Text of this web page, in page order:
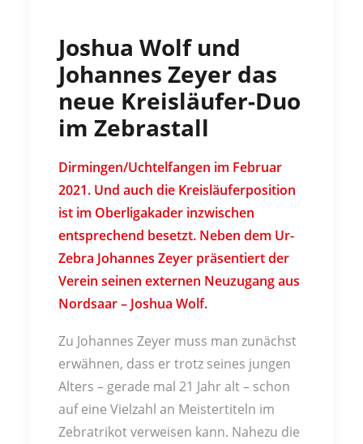
Joshua Wolf und
Johannes Zeyer das
neue Kreisläufer-Duo
im Zebrastall
Dirmingen/Uchtelfangen im Februar
2021. Und auch die Kreisläuferposition
ist im Oberligakader inzwischen
entsprechend besetzt. Neben dem Ur-
Zebra Johannes Zeyer präsentiert der
Verein seinen externen Neuzugang aus
Nordsaar – Joshua Wolf.
Zu Johannes Zeyer muss man zunächst
erwähnen, dass er trotz seines jungen
Alters – gerade mal 21 Jahr alt – schon
auf eine Vielzahl an Meistertiteln im
Zebratrikot verweisen kann. Nahezu die